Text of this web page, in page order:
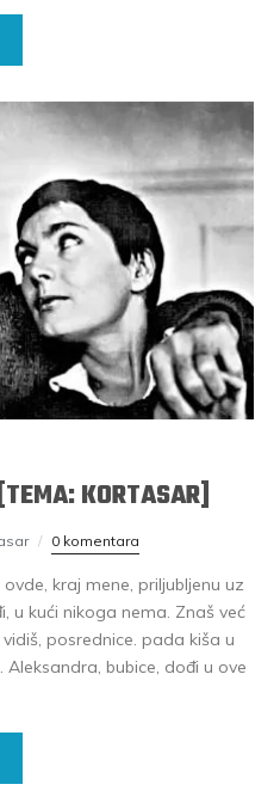
KORTASAR]
0 komentara
kraj mene, priljubljenu uz
u kući nikoga nema. Znaš već
posrednice. pada kiša u
Aleksandra, bubice, dođi u ove